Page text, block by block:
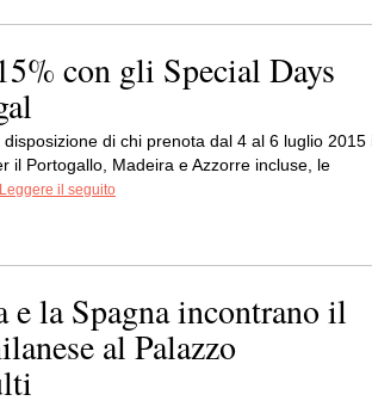
con gli Special Days
di chi prenota dal 4 al 6 luglio 2015
il Portogallo, Madeira e Azzorre incluse, le
Leggere il seguito
e la Spagna incontrano il
al Palazzo